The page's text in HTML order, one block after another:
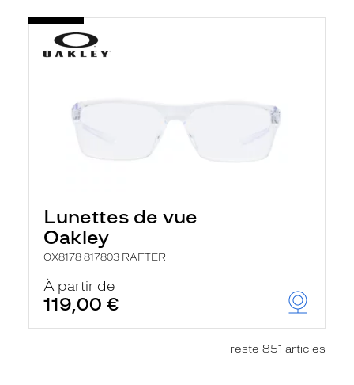
Lunettes de vue
Oakley
OX8178 817803 RAFTER
À partir de
119,00 €
reste 851 articles